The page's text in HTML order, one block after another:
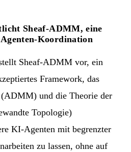
Sheaf-ADMM, eine
Koordination
Sheaf-ADMM vor, ein
Framework, das
und die Theorie der
Topologie)
KI-Agenten mit begrenzter
zu lassen, ohne auf